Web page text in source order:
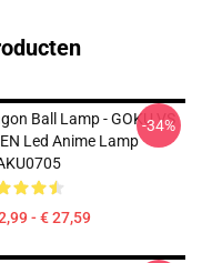
Ball Lamp - GOKU VS
Led Anime Lamp
- € 27,59
-34%